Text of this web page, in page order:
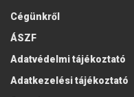
Cégünkről
ÁSZF
Adatvédelmi tájékoztató
Adatkezelési tájékoztató